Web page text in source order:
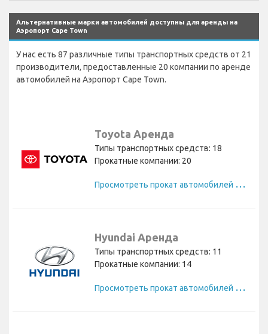
Альтернативные марки автомобилей доступны для аренды на
Аэропорт Cape Town
У нас есть 87 различные типы транспортных средств от 21
производители, предоставленные 20 компании по аренде
автомобилей на Аэропорт Cape Town.
Toyota Аренда
Типы транспортных средств: 18
Прокатные компании: 20
П
росмотреть прокат автомобилей Toyota
Hyundai Аренда
Типы транспортных средств: 11
Прокатные компании: 14
П
росмотреть прокат автомобилей Hyundai